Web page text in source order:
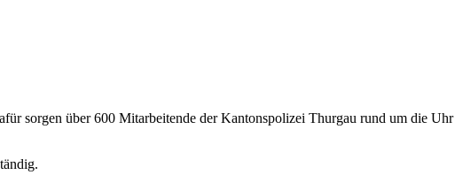
sorgen über 600 Mitarbeitende der Kantonspolizei Thurgau rund um die